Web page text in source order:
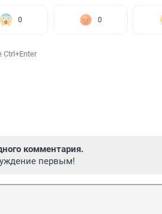
0 0
комментария.
первым!